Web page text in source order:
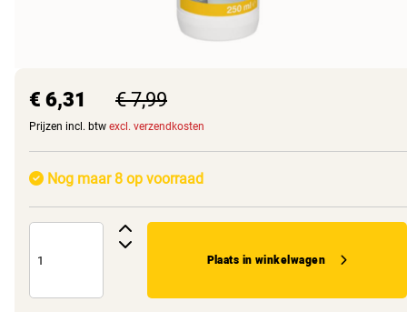
€ 6,31 € 7,99
Prijzen incl. btw excl. verzendkosten
Nog maar 8 op voorraad
Plaats in winkelwagen